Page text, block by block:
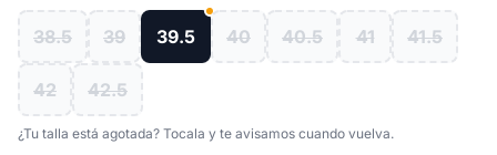
38.5 39 39.5 40 40.5 41 41.5
42 42.5
¿Tu talla está agotada? Tocala y te avisamos cuando vuelva.